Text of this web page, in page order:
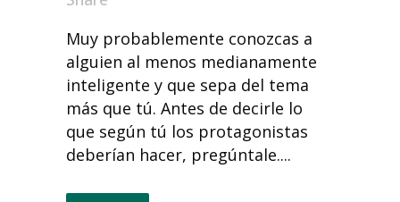
Muy probablemente conozcas a
alguien al menos medianamente
inteligente y que sepa del tema
más que tú. Antes de decirle lo
que según tú los protagonistas
deberían hacer, pregúntale....